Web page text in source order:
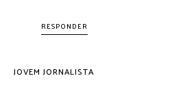
RESPONDER
JOVEM JORNALISTA